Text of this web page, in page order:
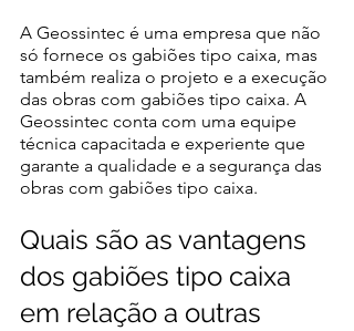
A Geossintec é uma empresa que não
só fornece os gabiões tipo caixa, mas
também realiza o projeto e a execução
das obras com gabiões tipo caixa. A
Geossintec conta com uma equipe
técnica capacitada e experiente que
garante a qualidade e a segurança das
obras com gabiões tipo caixa.
Quais são as vantagens
dos gabiões tipo caixa
em relação a outras